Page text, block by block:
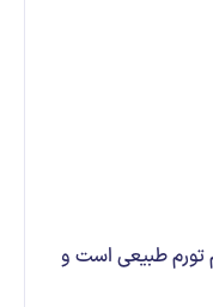
تورم طبیعی است و